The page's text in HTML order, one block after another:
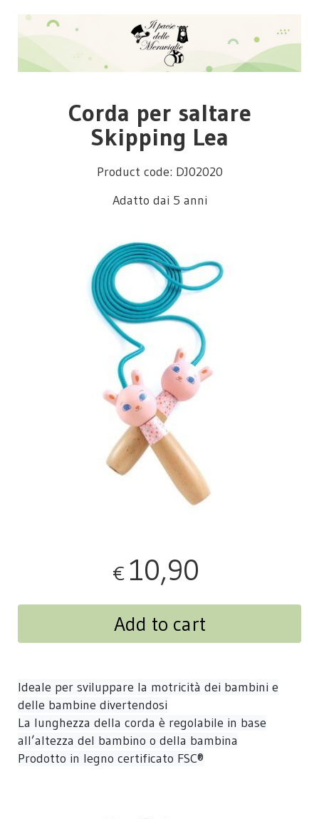
Corda per saltare
Skipping Lea
Product code: DJ02020
Adatto dai 5 anni
€ 10,90
Add to cart
Ideale per sviluppare la motricità dei bambini e
delle bambine divertendosi
La lunghezza della corda è regolabile in base
all’altezza del bambino o della bambina
Prodotto in legno certificato FSC®